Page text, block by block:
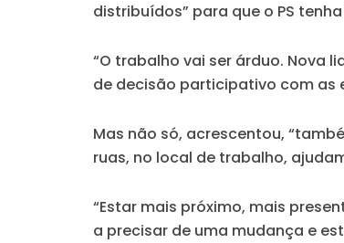
distribuídos” para que o PS
“O trabalho vai ser árduo. Nova
de decisão participativo com as
Mas não só, acrescentou,
ruas, no local de trabalho,
“Estar mais próximo, mais
a precisar de uma mudança e